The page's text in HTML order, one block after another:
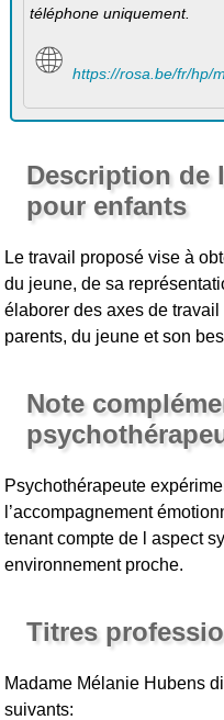
téléphone uniquement.
https://rosa.be/fr/hp/
Description de
pour enfants
Le travail proposé vise à
du jeune, de sa
élaborer des axes de
parents, du jeune et son
Note
Psychothérapeute
l’accompagnement
tenant compte de l aspect
environnement proche.
Titres
Madame Mélanie Hubens
suivants: